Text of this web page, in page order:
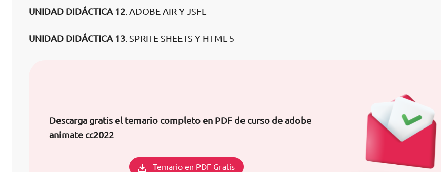
UNIDAD DIDÁCTICA 12. ADOBE AIR Y JSFL
UNIDAD DIDÁCTICA 13. SPRITE SHEETS Y HTML 5
Descarga gratis el temario completo en PDF de curso de adobe
animate cc2022
Temario en PDF Gratis